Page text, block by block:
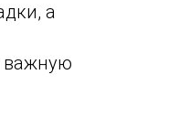
а
важную